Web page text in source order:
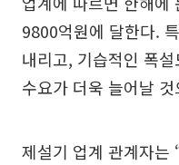
9800억원에 달한다.
내리고, 기습적인 폭
수요가 더욱 늘어날
제설기 업계 관계자는